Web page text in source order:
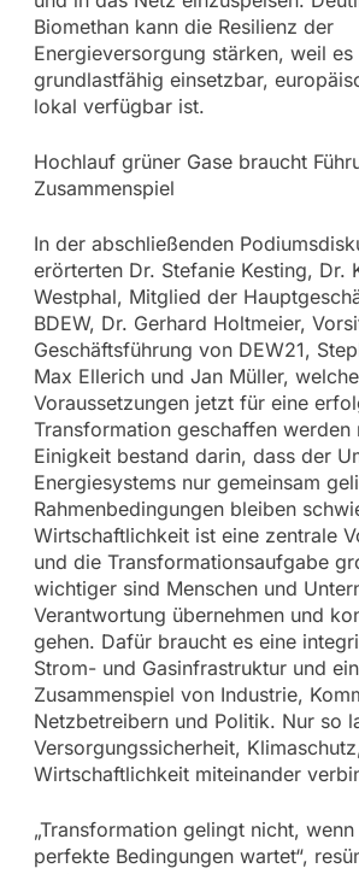
Biomethan kann die Resilienz der
Energieversorgung stärken, weil es
grundlastfähig einsetzbar,
lokal verfügbar ist.
Hochlauf grüner Gase braucht
Zusammenspiel
In der abschließenden
erörterten Dr. Stefanie Kesting, Dr.
Westphal, Mitglied der
BDEW, Dr. Gerhard Holtmeier,
Geschäftsführung von DEW21,
Max Ellerich und Jan Müller, welche
Voraussetzungen jetzt für eine
Transformation geschaffen werden
Einigkeit bestand darin, dass der
Energiesystems nur gemeinsam
Rahmenbedingungen bleiben
Wirtschaftlichkeit ist eine zentrale
und die Transformationsaufgabe
wichtiger sind Menschen und
Verantwortung übernehmen und
gehen. Dafür braucht es eine
Strom- und Gasinfrastruktur und
Zusammenspiel von Industrie,
Netzbetreibern und Politik. Nur so
Versorgungssicherheit,
Wirtschaftlichkeit miteinander
„Transformation gelingt nicht,
perfekte Bedingungen wartet“,